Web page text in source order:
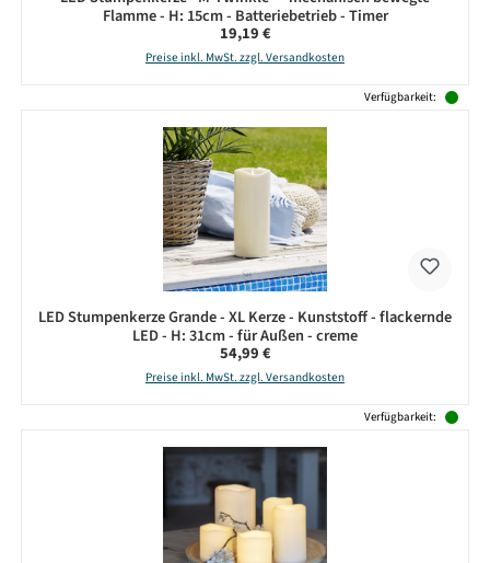
Flamme - H: 15cm - Batteriebetrieb - Timer
Regulärer Preis:
19,19 €
Preise inkl. MwSt. zzgl. Versandkosten
Verfügbarkeit:
LED Stumpenkerze Grande - XL Kerze - Kunststoff - flackernde
LED - H: 31cm - für Außen - creme
Regulärer Preis:
54,99 €
Preise inkl. MwSt. zzgl. Versandkosten
Verfügbarkeit: